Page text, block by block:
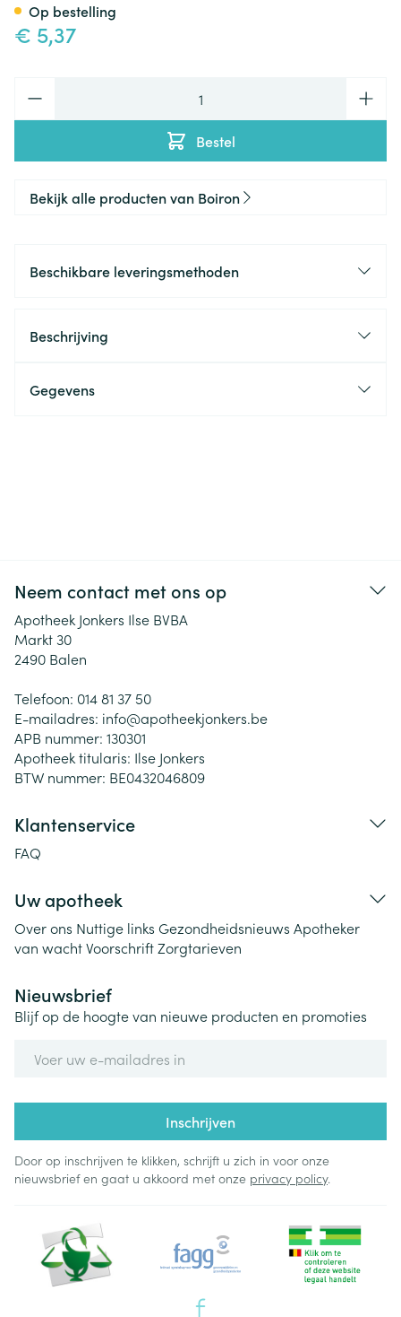
€ 5,37
Bestel
Op bestelling
Bekijk alle producten van Boiron
Beschikbare leveringsmethoden
Beschrijving
Gegevens
Neem contact met ons op
Apotheek Jonkers Ilse BVBA
Markt 30
2490 Balen
Telefoon: 014 81 37 50
E-mailadres: info@apotheekjonkers.be
APB nummer: 130301
Apotheek titularis: Ilse Jonkers
BTW nummer: BE0432046809
Klantenservice
FAQ
Uw apotheek
Over ons Nuttige links Gezondheidsnieuws Apotheker
van wachtVoorschriftZorgtarieven
Nieuwsbrief
Blijf op de hoogte van nieuwe producten en promoties
Inschrijven
Door op inschrijven te klikken, schrijft u zich in voor onze
nieuwsbrief en gaat u akkoord met onze privacy policy.